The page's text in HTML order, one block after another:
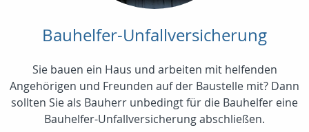
Bauhelfer-Unfallversicherung
Sie bauen ein Haus und arbeiten mit helfenden
Angehörigen und Freunden auf der Baustelle mit? Dann
sollten Sie als Bauherr unbedingt für die Bauhelfer eine
Bauhelfer-Unfallversicherung abschließen.